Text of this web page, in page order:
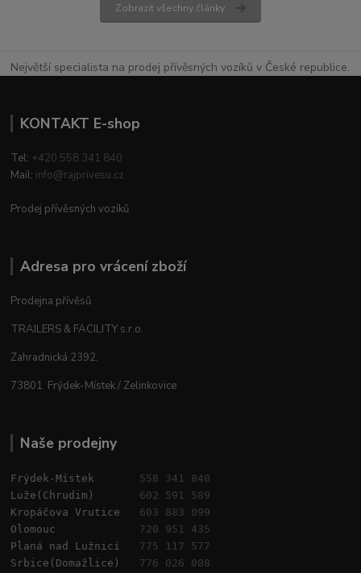
Zobrazit všechny články
Největší specialista na prodej přívěsných vozíků v České republice.
KONTAKT E-shop
Tel: +420 558 341 840
Mail: info@rajprivesu.cz
Prodej přívěsných vozíků
Adresa pro vrácení zboží
Prodejna přívěsů
TRAILERS & FACILITY s.r.o.
Zahradnická 2392,
73801 Frýdek-Místek / Zelinkovice
Naše prodejny
Frýdek-Místek 558 341 840
Luže(Chrudim) 602 591 589
Kropáčova Vrutice 603 883 099
Olomouc 720 951 435
Planá nad Lužnicí 775 117 577
Srbice(Domažlice) 776 026 008